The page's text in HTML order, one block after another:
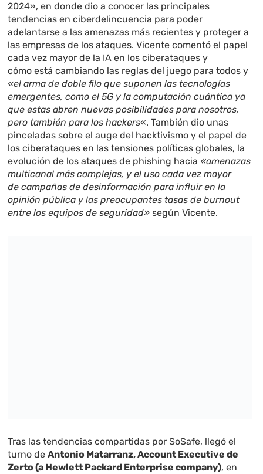
2024», en donde dio a conocer las principales
tendencias en ciberdelincuencia para poder
adelantarse a las amenazas más recientes y proteger a
las empresas de los ataques. Vicente comentó el papel
cada vez mayor de la IA en los ciberataques y
cómo está cambiando las reglas del juego para todos y
«el arma de doble filo que suponen las tecnologías
emergentes, como el 5G y la computación cuántica ya
que estas abren nuevas posibilidades para nosotros,
pero también para los hackers«. También dio unas
pinceladas sobre el auge del hacktivismo y el papel de
los ciberataques en las tensiones políticas globales, la
evolución de los ataques de phishing hacia «amenazas
multicanal más complejas, y el uso cada vez mayor
de campañas de desinformación para influir en la
opinión pública y las preocupantes tasas de burnout
entre los equipos de seguridad» según Vicente.
Tras las tendencias compartidas por SoSafe, llegó el
turno deAntonio Matarranz, Account Executive de
Zerto (a Hewlett Packard Enterprise company), en